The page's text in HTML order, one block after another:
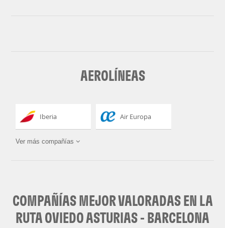
AEROLÍNEAS
Iberia Air Europa
Volotea
Ver más compañías
COMPAÑÍAS MEJOR VALORADAS EN LA
RUTA OVIEDO ASTURIAS - BARCELONA